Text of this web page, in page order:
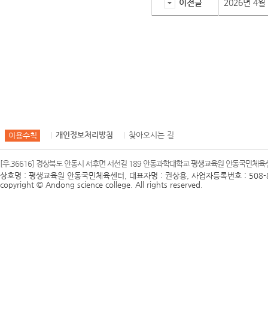
이전글 2026년 4월
이용수칙 개인정보처리방침 찾아오시는 길
[우.36616] 경상북도 안동시 서후면 서선길 189 안동과학대학교 평생교육원 안동국민
상호명 : 평생교육원 안동국민체육센터, 대표자명 : 권상용, 사업자등록번호 :
copyright © Andong science college. All rights reserved.